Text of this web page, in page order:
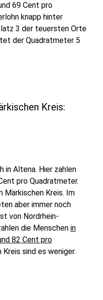
69 Cent pro
knapp hinter
3 der teuersten Orte
der Quadratmeter 5
Kreis:
in Altena. Hier zahlen
pro Quadratmeter.
Märkischen Kreis. Im
aber immer noch
von Nordrhein-
die Menschen in
82 Cent pro
Kreis sind es weniger.